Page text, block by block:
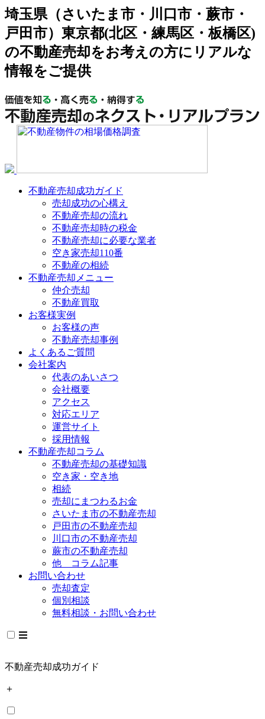
埼玉県（さいたま市・川口市・蕨市・
戸田市）東京都(北区・練馬区・板橋区)
の不動産売却をお考えの方にリアルな
情報をご提供
不動産売却成功ガイド
売却成功の心構え
不動産売却の流れ
不動産売却時の税金
不動産売却に必要な業者
空き家売却110番
不動産の相続
不動産売却メニュー
仲介売却
不動産買取
お客様実例
お客様の声
不動産売却事例
よくあるご質問
会社案内
代表のあいさつ
会社概要
アクセス
対応エリア
運営サイト
採用情報
不動産売却コラム
不動産売却の基礎知識
空き家・空き地
相続
売却にまつわるお金
さいたま市の不動産売却
戸田市の不動産売却
川口市の不動産売却
蕨市の不動産売却
他 コラム記事
お問い合わせ
売却査定
個別相談
無料相談・お問い合わせ
不動産売却成功ガイド
＋